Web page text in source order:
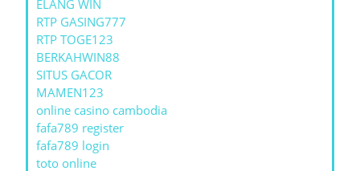
ELANG WIN
RTP GASING777
RTP TOGE123
BERKAHWIN88
SITUS GACOR
MAMEN123
online casino cambodia
fafa789 register
fafa789 login
toto online